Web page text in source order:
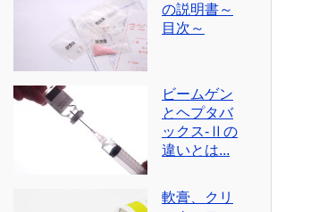
の説明書～
目次～
ビームゲン
とヘプタバ
ックス-Ⅱの
違いとは...
軟膏、クリ